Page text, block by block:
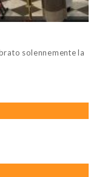
solennemente la